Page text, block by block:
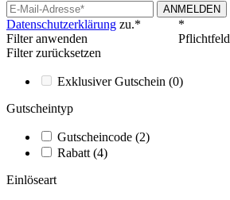
ANMELDEN
Datenschutzerklärung zu.*
*
Pflichtfeld
Filter anwenden
Filter zurücksetzen
Exklusiver Gutschein (0)
Gutscheintyp
Gutscheincode (2)
Rabatt (4)
Einlöseart